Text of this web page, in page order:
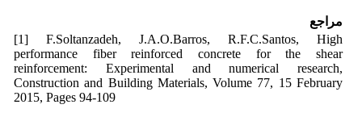
مراجع
[1] F.Soltanzadeh, J.A.O.Barros, R.F.C.Santos, High
performance fiber reinforced concrete for the shear
reinforcement: Experimental and numerical research,
Construction and Building Materials, Volume 77, 15 February
2015, Pages 94-109